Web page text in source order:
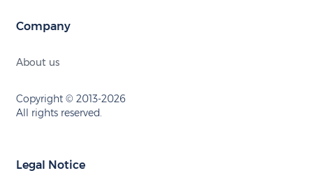
Company
About us
Copyright © 2013-2026
All rights reserved.
Legal Notice